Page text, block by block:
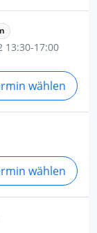
13:30-17:00
wählen
wählen